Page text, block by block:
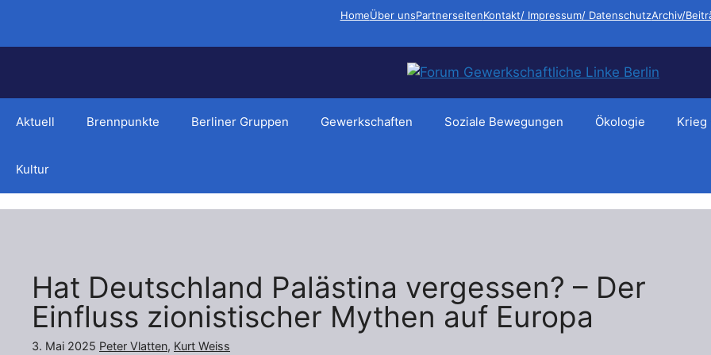
springen
HomeÜber unsPartnerseitenKontakt/ Impressum/ DatenschutzArchiv/
Aktuell Brennpunkte Berliner Gruppen Gewerkschaften Soziale Bewegungen Ökologie Krieg
Kultur
Hat Deutschland Palästina vergessen? – Der
Einfluss zionistischer Mythen auf Europa
3. Mai 2025 Peter Vlatten, Kurt Weiss